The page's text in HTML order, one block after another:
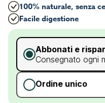
100% naturale, senza
Facile digestione
Abbonati e
Consegnato ogni
Ordine unico